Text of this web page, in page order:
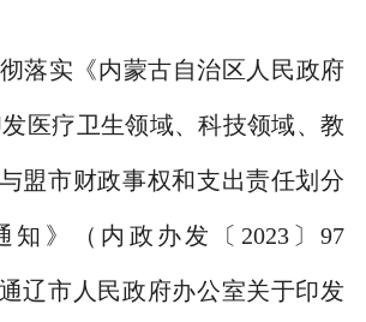
落实《内蒙古自治区人民政府
医疗卫生领域、科技领域、教
盟市财政事权和支出责任划分
知》（内政办发〔 2023〕97
辽市人民政府办公室关于印发